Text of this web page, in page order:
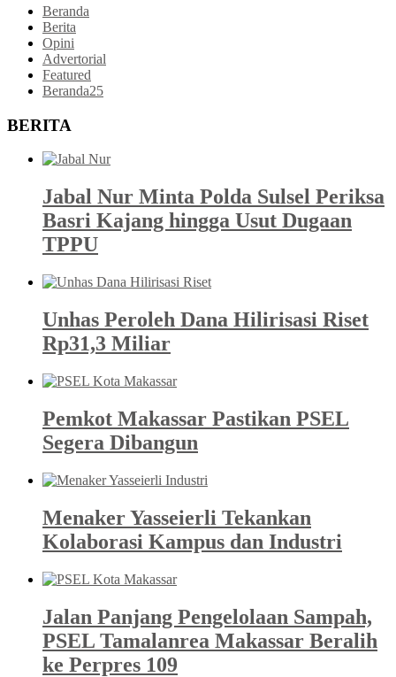
Beranda
Berita
Opini
Advertorial
Featured
Beranda25
BERITA
Jabal Nur Minta Polda Sulsel Periksa
Basri Kajang hingga Usut Dugaan
TPPU
Unhas Peroleh Dana Hilirisasi Riset
Rp31,3 Miliar
Pemkot Makassar Pastikan PSEL
Segera Dibangun
Menaker Yasseierli Tekankan
Kolaborasi Kampus dan Industri
Jalan Panjang Pengelolaan Sampah,
PSEL Tamalanrea Makassar Beralih
ke Perpres 109